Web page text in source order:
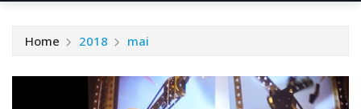
Home 2018 mai